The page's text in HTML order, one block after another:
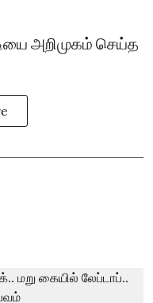
அறிமுகம் செய்த